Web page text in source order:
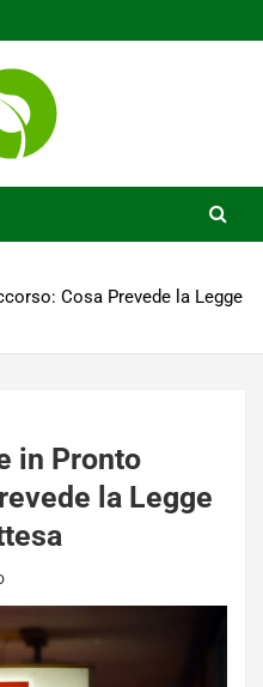
Cosa Prevede la Legge
in Pronto
la Legge